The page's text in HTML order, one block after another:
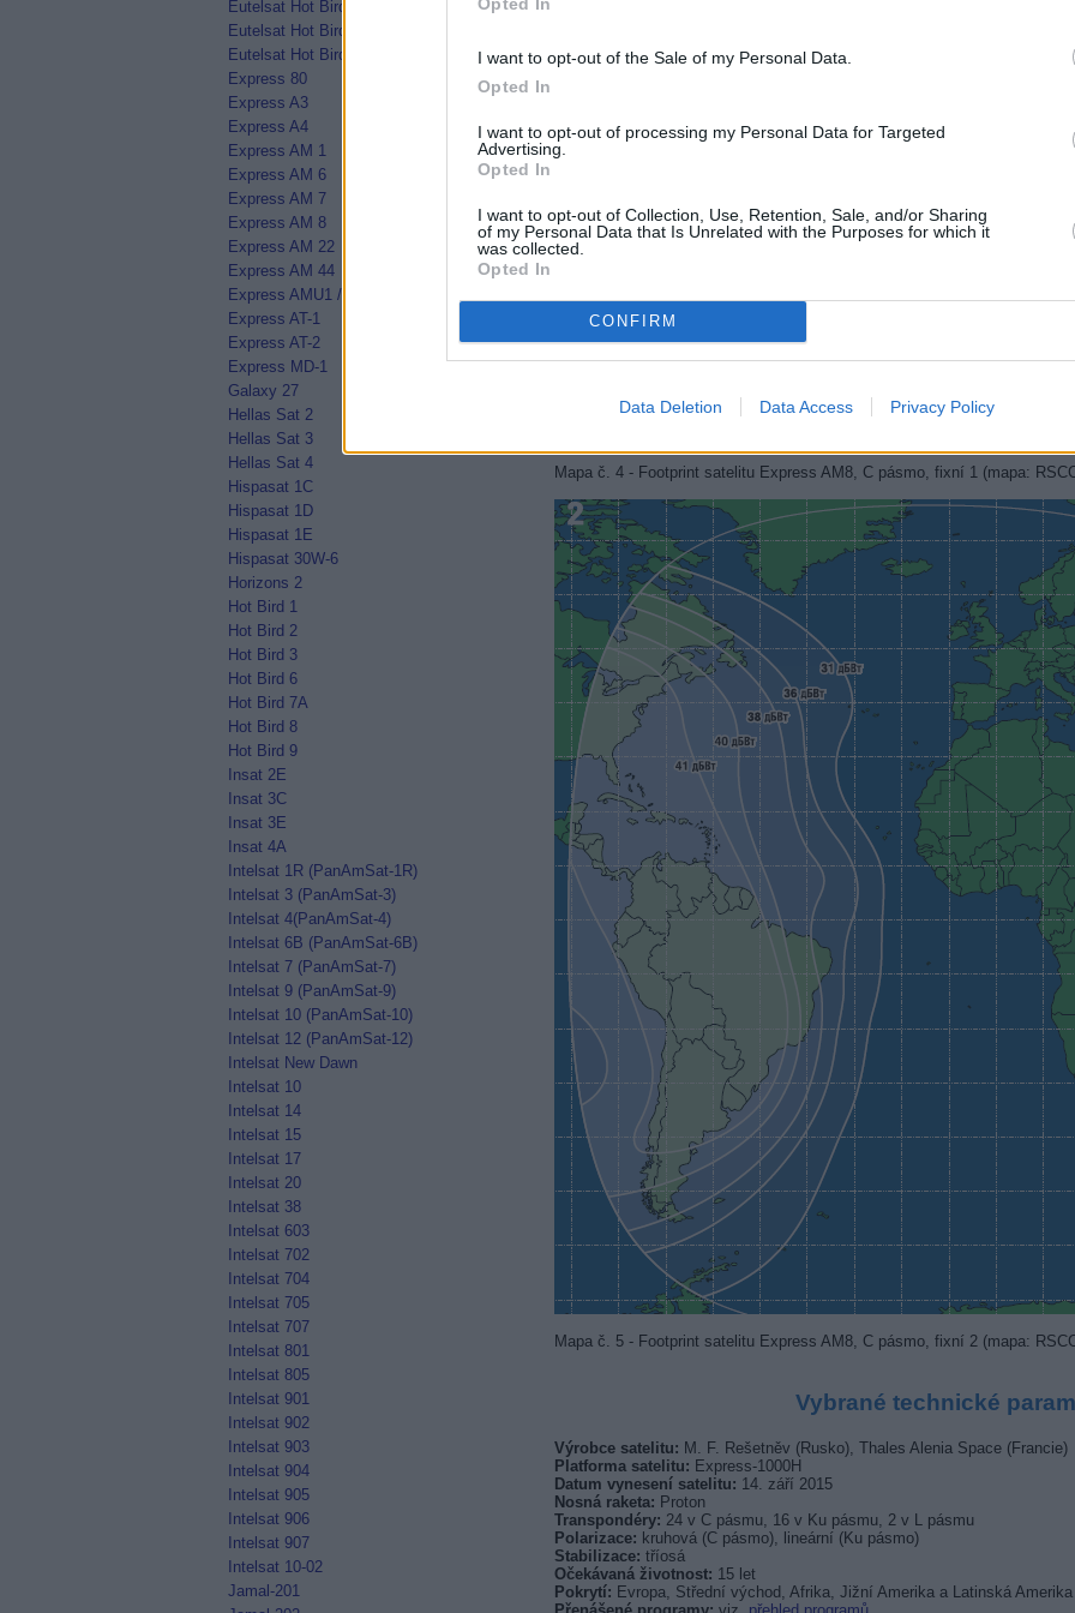
I want to opt-out of the Sale of my Personal Data.
Opted In
I want to opt-out of processing my Personal Data for Targeted
Advertising.
Opted In
I want to opt-out of Collection, Use, Retention, Sale, and/or Sharing
of my Personal Data that Is Unrelated with the Purposes for which it
was collected.
Opted In
CONFIRM
Data Deletion Data Access Privacy Policy
Eutelsat Hot Bird 13E
Eutelsat Hot Bird 13F
Eutelsat Hot Bird 13G
Express 80
Express A3
Express A4
Express AM 1
Express AM 6
Express AM 7
Express AM 8
Express AM 22
Express AM 44
Express AMU1 / Eutelsat 36C
Express AT-1
Express AT-2
Express MD-1
Galaxy 27
Hellas Sat 2
Hellas Sat 3
Hellas Sat 4
Hispasat 1C
Hispasat 1D
Hispasat 1E
Hispasat 30W-6
Horizons 2
Hot Bird 1
Hot Bird 2
Hot Bird 3
Hot Bird 6
Hot Bird 7A
Hot Bird 8
Hot Bird 9
Insat 2E
Insat 3C
Insat 3E
Insat 4A
Intelsat 1R (PanAmSat-1R)
Intelsat 3 (PanAmSat-3)
Intelsat 4(PanAmSat-4)
Intelsat 6B (PanAmSat-6B)
Intelsat 7 (PanAmSat-7)
Intelsat 9 (PanAmSat-9)
Intelsat 10 (PanAmSat-10)
Intelsat 12 (PanAmSat-12)
Intelsat New Dawn
Intelsat 10
Intelsat 14
Intelsat 15
Intelsat 17
Intelsat 20
Intelsat 38
Intelsat 603
Intelsat 702
Intelsat 704
Intelsat 705
Intelsat 707
Intelsat 801
Intelsat 805
Intelsat 901
Intelsat 902
Intelsat 903
Intelsat 904
Intelsat 905
Intelsat 906
Intelsat 907
Intelsat 10-02
Jamal-201
Mapa č. 4 - Footprint satelitu Express AM8, C pásmo, fixní 1 (mapa:
Mapa č. 5 - Footprint satelitu Express AM8, C pásmo, fixní 2 (mapa:
Vybrané technické
Výrobce satelitu: M. F. Rešetněv (Rusko), Thales Alenia Space (Francie)
Platforma satelitu: Express-1000H
Datum vynesení satelitu: 14. září 2015
Nosná raketa: Proton
Transpondéry: 24 v C pásmu, 16 v Ku pásmu, 2 v L pásmu
Polarizace: kruhová (C pásmo), lineární (Ku pásmo)
Stabilizace: tříosá
Očekávaná životnost: 15 let
Pokrytí: Evropa, Střední východ, Afrika, Jižní Amerika a Latinská Amerika